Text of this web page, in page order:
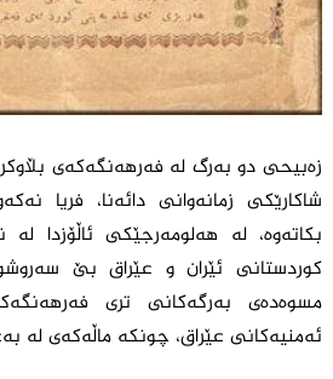
زەبیحی دو بەرگ لە فەرهەنگەکەی
شاکارێکی زمانەوانی دائەنا، فریا
بکاتەوە، لە هەلومەرجێکی ئاڵۆزدا
کوردستانی ئێران و عێراق بێ
مسوەدەی بەرگەکانی تری
ئەمنیەکانی عێراق، چونکە ماڵەکەی لە